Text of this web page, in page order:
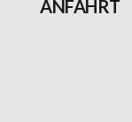
ANFAHRT